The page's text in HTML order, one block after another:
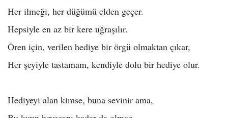
Her ilmeği, her düğümü elden geçer.
Hepsiyle en az bir kere uğraşılır.
Ören için, verilen hediye bir örgü olmaktan çıkar,
Her şeyiyle tastamam, kendiyle dolu bir hediye olur.
Hediyeyi alan kimse, buna sevinir ama,